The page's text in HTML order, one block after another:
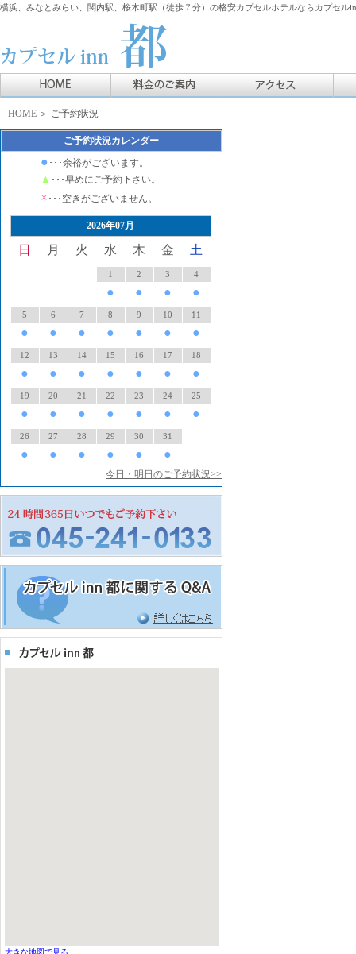
横浜、みなとみらい、関内駅、桜木町駅（徒歩７分）の格安カプセルホテルならカプセル
HOME ＞ ご予約状況
ご予約状況カレンダー
● ･･･余裕がございます。
▲ ･･･早めにご予約下さい。
× ･･･空きがございません。
2026年07月
日 月 火 水 木 金 土
1
●
2
●
3
●
4
●
5
●
6
●
7
●
8
●
9
●
10
●
11
●
12
●
13
●
14
●
15
●
16
●
17
●
18
●
19
●
20
●
21
●
22
●
23
●
24
●
25
●
26
●
27
●
28
●
29
●
30
●
31
●
今日・明日のご予約状況>>
大きな地図で見る